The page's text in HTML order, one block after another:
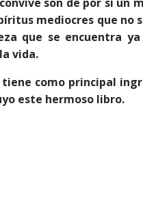
mediocres que no
que se encuentra
vida.
como principal
este hermoso libro.